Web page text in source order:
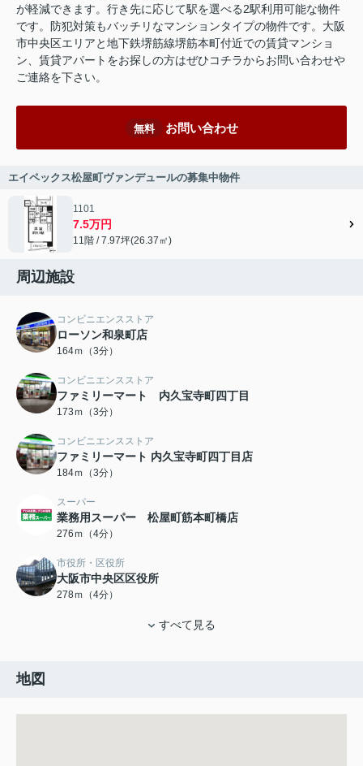
が軽減できます。行き先に応じて駅を選べる2駅利用可能な物件
です。防犯対策もバッチリなマンションタイプの物件です。大阪
市中央区エリアと地下鉄堺筋線堺筋本町付近での賃貸マンショ
ン、賃貸アパートをお探しの方はぜひコチラからお問い合わせや
ご連絡を下さい。
無料 お問い合わせ
エイペックス松屋町ヴァンデュールの募集中物件
1101
7.5万円
11階 / 7.97坪(26.37㎡)
周辺施設
コンビニエンスストア
ローソン和泉町店
164ｍ（3分）
コンビニエンスストア
ファミリーマート 内久宝寺町四丁目
173ｍ（3分）
コンビニエンスストア
ファミリーマート 内久宝寺町四丁目店
184ｍ（3分）
スーパー
業務用スーパー 松屋町筋本町橋店
276ｍ（4分）
市役所・区役所
大阪市中央区区役所
278ｍ（4分）
すべて見る
地図